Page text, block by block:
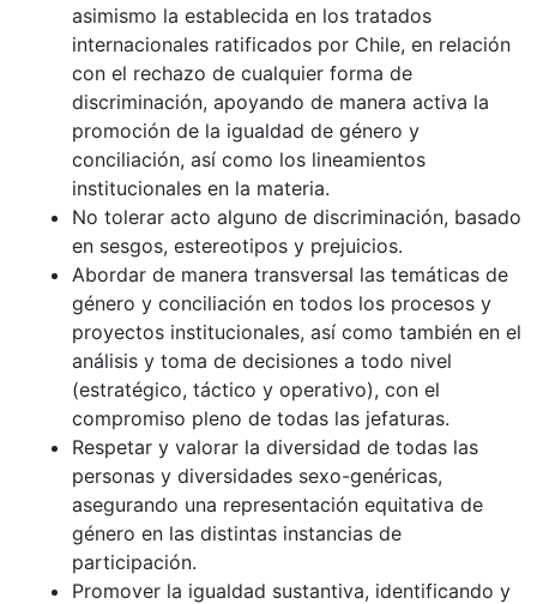
asimismo la establecida en los tratados
internacionales ratificados por Chile, en relación
con el rechazo de cualquier forma de
discriminación, apoyando de manera activa la
promoción de la igualdad de género y
conciliación, así como los lineamientos
institucionales en la materia.
No tolerar acto alguno de discriminación, basado
en sesgos, estereotipos y prejuicios.
Abordar de manera transversal las temáticas de
género y conciliación en todos los procesos y
proyectos institucionales, así como también en el
análisis y toma de decisiones a todo nivel
(estratégico, táctico y operativo), con el
compromiso pleno de todas las jefaturas.
Respetar y valorar la diversidad de todas las
personas y diversidades sexo-genéricas,
asegurando una representación equitativa de
género en las distintas instancias de
participación.
Promover la igualdad sustantiva, identificando y